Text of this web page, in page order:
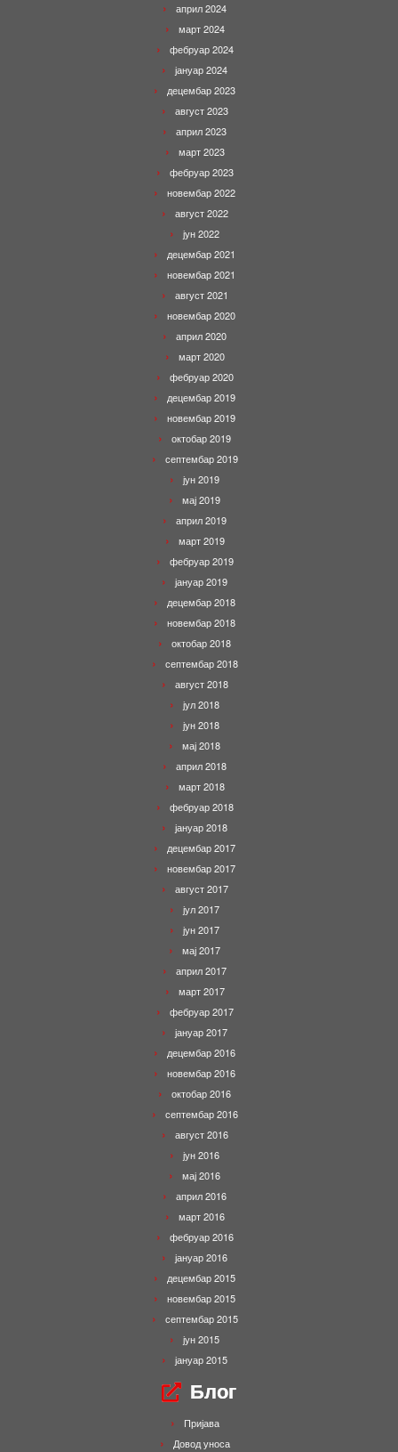
април 2024
март 2024
фебруар 2024
јануар 2024
децембар 2023
август 2023
април 2023
март 2023
фебруар 2023
новембар 2022
август 2022
јун 2022
децембар 2021
новембар 2021
август 2021
новембар 2020
април 2020
март 2020
фебруар 2020
децембар 2019
новембар 2019
октобар 2019
септембар 2019
јун 2019
мај 2019
април 2019
март 2019
фебруар 2019
јануар 2019
децембар 2018
новембар 2018
октобар 2018
септембар 2018
август 2018
јул 2018
јун 2018
мај 2018
април 2018
март 2018
фебруар 2018
јануар 2018
децембар 2017
новембар 2017
август 2017
јул 2017
јун 2017
мај 2017
април 2017
март 2017
фебруар 2017
јануар 2017
децембар 2016
новембар 2016
октобар 2016
септембар 2016
август 2016
јун 2016
мај 2016
април 2016
март 2016
фебруар 2016
јануар 2016
децембар 2015
новембар 2015
септембар 2015
јун 2015
јануар 2015
Блог
Пријава
Довод уноса